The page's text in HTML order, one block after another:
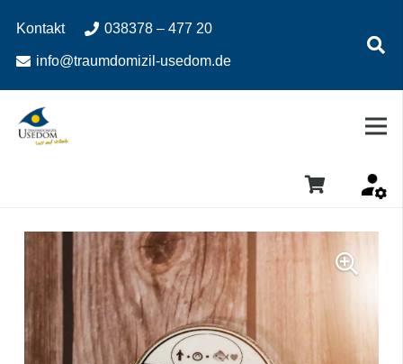
Inhalt
springen
Navigation
springen
Kontakt 038378 – 477 20
info@traumdomizil-usedom.de